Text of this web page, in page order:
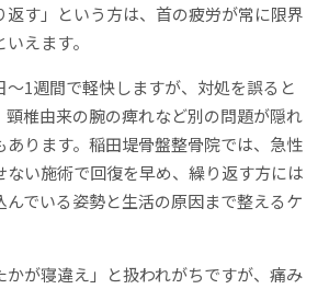
返す」という方は、首の疲労が常に限界
えます。
1週間で軽快しますが、対処を誤ると
頸椎由来の腕の痺れなど別の問題が隠れ
あります。稲田堤骨盤整骨院では、急性
ない施術で回復を早め、繰り返す方には
でいる姿勢と生活の原因まで整えるケ
かが寝違え」と扱われがちですが、痛み